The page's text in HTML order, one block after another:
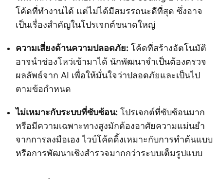
โค้ดที่ทำงานได้ แต่ไม่ได้มีสมรรถนะดีที่สุด ซึ่งอาจ
เป็นเรื่องสำคัญในโปรเจกต์ขนาดใหญ่
ความเสี่ยงด้านความปลอดภัย: โค้ดที่สร้างอัตโนมัติ
อาจนำช่องโหว่เข้ามาได้ นักพัฒนาจำเป็นต้องตรวจ
ผลลัพธ์จาก AI เพื่อให้มั่นใจว่าปลอดภัยและเป็นไป
ตามข้อกำหนด
ไม่เหมาะกับระบบที่ซับซ้อน: โปรเจกต์ที่ซับซ้อนมาก
หรือมีความเฉพาะทางสูงมักต้องอาศัยความแม่นยำ
จากการลงมือเอง ไวบ์โค้ดดิ้งเหมาะกับการทำต้นแบบ
หรือการพัฒนาเชิงสำรวจมากกว่าระบบเต็มรูปแบบ